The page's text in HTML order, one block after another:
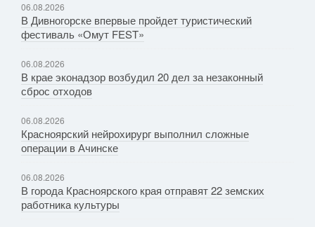
06.08.2026
В Дивногорске впервые пройдет туристический
фестиваль «Омут FEST»
06.08.2026
В крае эконадзор возбудил 20 дел за незаконный
сброс отходов
06.08.2026
Красноярский нейрохирург выполнил сложные
операции в Ачинске
06.08.2026
В города Красноярского края отправят 22 земских
работника культуры